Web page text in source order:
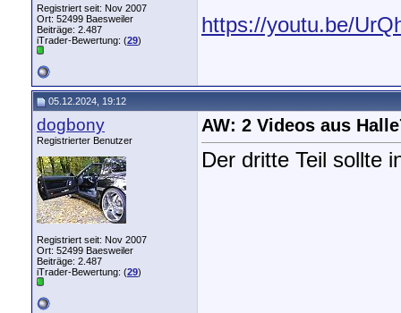
Registriert seit: Nov 2007
Ort: 52499 Baesweiler
Beiträge: 2.487
iTrader-Bewertung: (29)
https://youtu.be/
05.12.2024, 19:12
dogbony
Registrierter Benutzer
Registriert seit: Nov 2007
Ort: 52499 Baesweiler
Beiträge: 2.487
iTrader-Bewertung: (29)
AW: 2 Videos aus
Der dritte Teil sollte